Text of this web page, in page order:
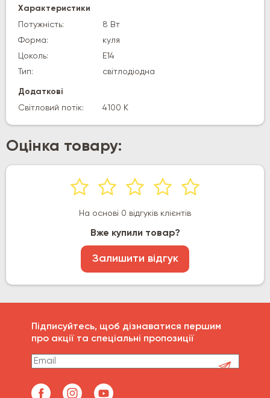
Характеристики
Потужність:
8 Вт
Форма:
куля
Цоколь:
E14
Тип:
світлодіодна
Додаткові
Світловий потік:
4100 К
Оцінка товару:
На основі 0 відгуків клієнтів
Вже купили товар?
Залишити відгук
Підписуйтесь, щоб дізнаватися першим
про акції та спеціальні пропозиції